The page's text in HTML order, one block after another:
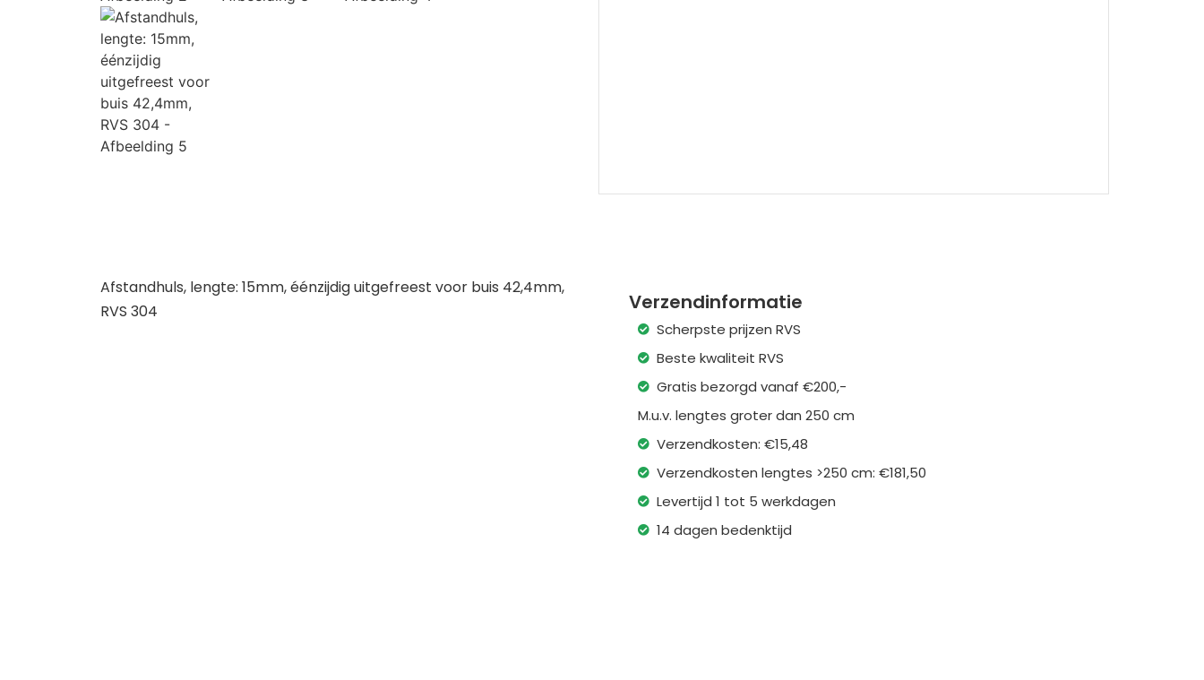
Afstandhuls, lengte: 15mm, éénzijdig uitgefreest voor buis 42,4mm,
RVS 304
Verzendinformatie
Scherpste prijzen RVS
Beste kwaliteit RVS
Gratis bezorgd vanaf €200,-
M.u.v. lengtes groter dan 250 cm
Verzendkosten: €15,48
Verzendkosten lengtes >250 cm: €181,50
Levertijd 1 tot 5 werkdagen
14 dagen bedenktijd